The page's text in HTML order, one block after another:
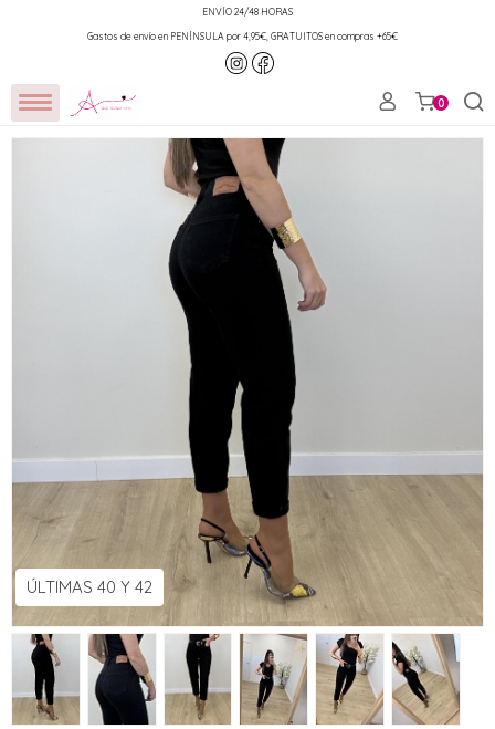
ENVÍO 24/48 HORAS
Gastos de envío en PENÍNSULA por 4,95€, GRATUITOS en compras +65€
0
ÚLTIMAS 40 Y 42